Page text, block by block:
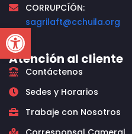
Open toolbar
CORRUPCÍÓN:
sagrilaft@cchuila.org
Atención al cliente
Contáctenos
Sedes y Horarios
Trabaje con Nosotros